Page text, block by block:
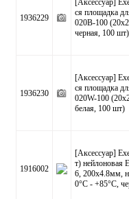
1936229
[Аксессуар]
ся площадка
020B-100
черная, 100 шт)
1936230
[Аксессуар]
ся площадка
020W-100
белая, 100 шт)
1916002
[Аксессуар]
т) нейлоновая
6, 200x4.8мм,
0°C - +85°C,